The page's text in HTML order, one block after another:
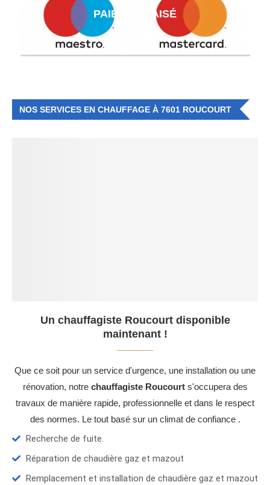
PAIEMENT AISÉ
NOS SERVICES EN CHAUFFAGE À 7601 ROUCOURT
Un chauffagiste Roucourt disponible
maintenant !
Que ce soit pour un service d'urgence, une installation ou une
rénovation, notre chauffagiste Roucourts'occupera des
travaux de manière rapide, professionnelle et dans le respect
des normes. Le tout basé sur un climat de confiance .
Recherche de fuite.
Réparation de chaudière gaz et mazout
Remplacement et installation de chaudière gaz et mazout